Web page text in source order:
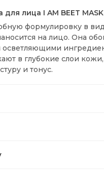
лица I AM BEET MASK
формулировку в
на лицо. Она
осветляющими
в глубокие слои
и тонус.